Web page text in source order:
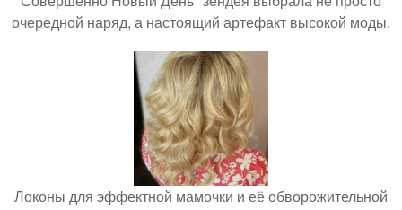
очередной наряд, а настоящий артефакт высокой моды.
Локоны для эффектной мамочки и её обворожительной